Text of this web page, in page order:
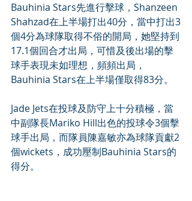
Bauhinia Stars先進行擊球，Shanzeen
Shahzad在上半場打出40分，當中打出3
個4分為球隊取得不俗的開局，她堅持到
17.1個回合才出局，可惜及後出場的擊
球手表現未如理想，頻頻出局，
Bauhinia Stars在上半場僅取得83分。
Jade Jets在投球及防守上十分積極，當
中副隊長Mariko Hill出色的投球令3個擊
球手出局，而隊員陳嘉敏亦為球隊貢獻2
個wickets，成功壓制Bauhinia Stars的
得分。